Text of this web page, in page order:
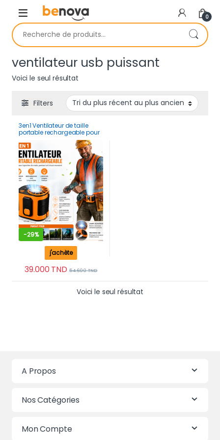
Skip to navigation
Skip to content
0
Recherche pour :
ventilateur usb puissant
Voici le seul résultat
Filters
3en1 Ventilateur de taille
portable rechargeable pour
travailleurs et sportifs
-29%
39.000TND 54.600TND
j'achète
Voici le seul résultat
A Propos
Nos Catégories
Mon Compte